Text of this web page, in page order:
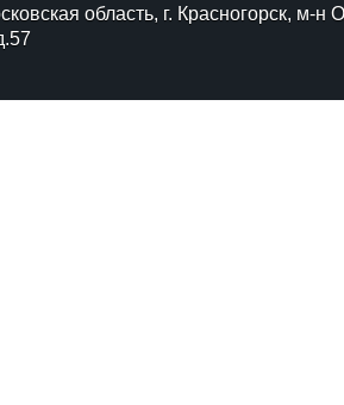
область, г. Красногорск, м-н